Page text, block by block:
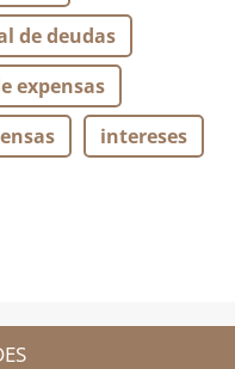
de deudas
expensas
intereses